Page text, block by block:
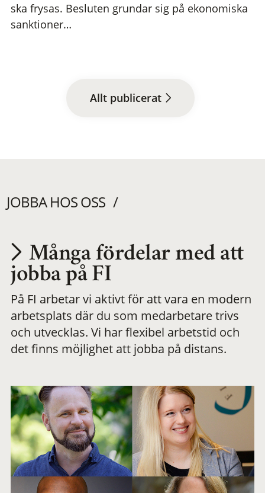
ska frysas. Besluten grundar sig på ekonomiska
sanktioner…
Allt publicerat
JOBBA HOS OSS
Utvecklas på en
meningsfull och
flexibel
Många fördelar med att
jobba på FI
På FI arbetar vi aktivt för att vara en modern
arbetsplats där du som medarbetare trivs
och utvecklas. Vi har flexibel arbetstid och
det finns möjlighet att jobba på distans.